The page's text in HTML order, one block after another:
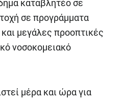
καταβλητέο σε
σε προγράμματα
μεγάλες προοπτικές
νοσοκομειακό
μέρα και ώρα για